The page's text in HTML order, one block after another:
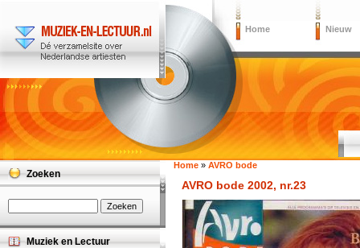
Home Nieuw
Home » AVRO bode
AVRO bode 2002, nr.23
Zoeken
Muziek en Lectuur